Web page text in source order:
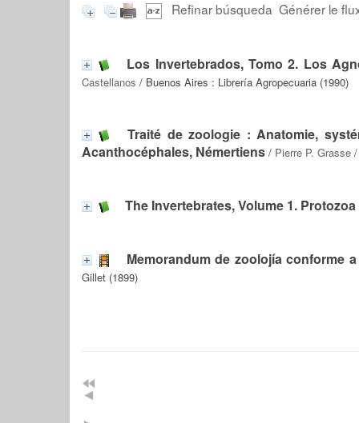
Refinar búsqueda Générer le
Los Invertebrados, Tomo 2. Los
Castellanos / Buenos Aires : Librería Agropecuaria (1990)
Traité de zoologie : Anatomie,
Acanthocéphales, Némertiens / Pierre P. Grasse
The Invertebrates, Volume 1.
Memorandum de zoolojía conforme
Gillet (1899)